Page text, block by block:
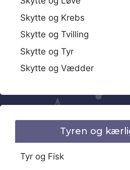
Skytte og Krebs
Skytte og Tvilling
Skytte og Tyr
Skytte og Vædder
Tyren og
Tyr og Fisk